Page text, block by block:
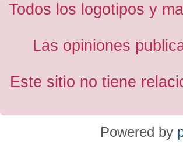
Todos los logotipos y
Las opiniones
Este sitio no tiene
Powered by